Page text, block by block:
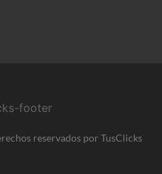
reservados por TusClicks